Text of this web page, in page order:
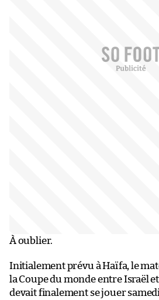
À oublier.
Initialement prévu à Haïfa, le
la Coupe du monde entre Israël
devait finalement se jouer